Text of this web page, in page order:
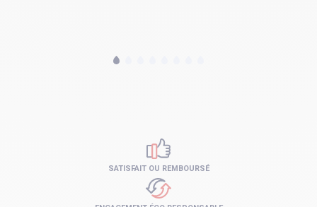
SATISFAIT OU REMBOURSÉ